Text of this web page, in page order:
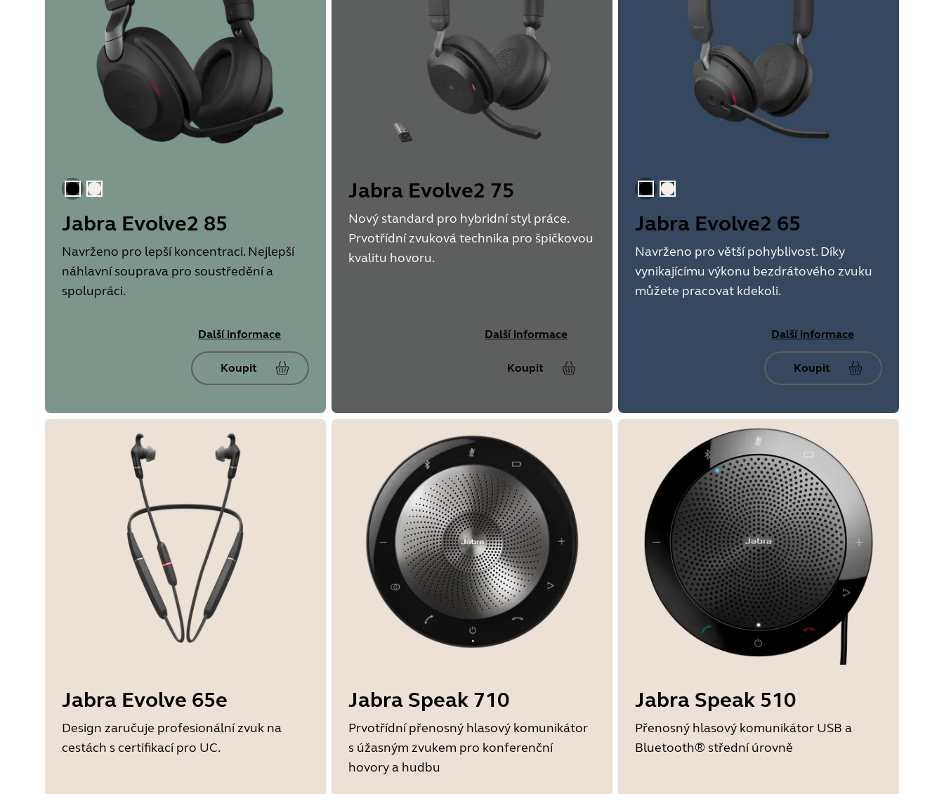
ČernáZlato béžová
Jabra Evolve2 85
Navrženo pro lepší koncentraci. Nejlepší
náhlavní souprava pro soustředění a
spolupráci.
Další informace
Koupit
Jabra Evolve2 75
Nový standard pro hybridní styl práce.
Prvotřídní zvuková technika pro špičkovou
kvalitu hovoru.
Další informace
Koupit
ČernáZlato béžová
Jabra Evolve2 65
Navrženo pro větší pohyblivost. Díky
vynikajícímu výkonu bezdrátového zvuku
můžete pracovat kdekoli.
Další informace
Koupit
Jabra Evolve 65e
Design zaručuje profesionální zvuk na
cestách s certifikací pro UC.
Jabra Speak 710
Prvotřídní přenosný hlasový komunikátor
s úžasným zvukem pro konferenční
hovory a hudbu
Jabra Speak 510
Přenosný hlasový komunikátor USB a
Bluetooth® střední úrovně